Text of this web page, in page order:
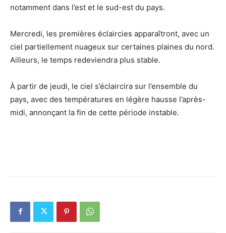
notamment dans l’est et le sud-est du pays.
Mercredi, les premières éclaircies apparaîtront, avec un
ciel partiellement nuageux sur certaines plaines du nord.
Ailleurs, le temps redeviendra plus stable.
À partir de jeudi, le ciel s’éclaircira sur l’ensemble du
pays, avec des températures en légère hausse l’après-
midi, annonçant la fin de cette période instable.